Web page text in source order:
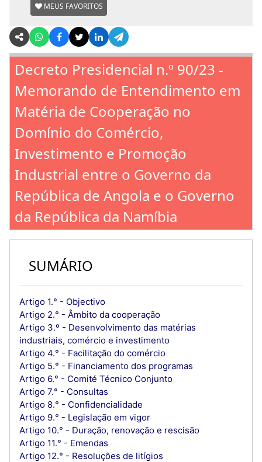
MEUS FAVORITOS
Decreto Presidencial n.º 90/23 -
Memorando de Entendimento em
Matéria de Cooperação no
Domínio do Comércio,
Investimento e Promoção
Industrial entre o Governo da
República de Angola e o Governo
da República da Namíbia
SUMÁRIO
Artigo 1.° - Objectivo
Artigo 2.° - Âmbito da cooperação
Artigo 3.º - Desenvolvimento das matérias
industriais, comércio e investimento
Artigo 4.° - Facilitação do comércio
Artigo 5.° - Financiamento dos programas
Artigo 6.° - Comité Técnico Conjunto
Artigo 7.° - Consultas
Artigo 8.° - Confidencialidade
Artigo 9.° - Legislação em vigor
Artigo 10.° - Duração, renovação e rescisão
Artigo 11.° - Emendas
Artigo 12.° - Resoluções de litígios